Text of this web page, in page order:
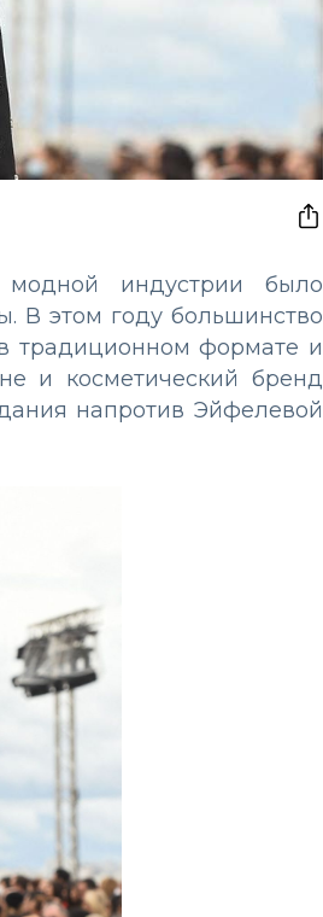
индустрии было
В этом году большинство
традиционном формате и
и косметический бренд
напротив Эйфелевой